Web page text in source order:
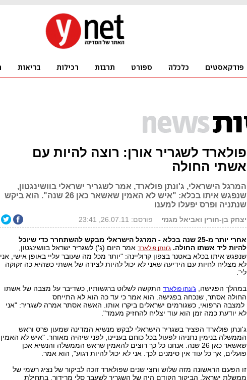
פולארד לשגריר אורן: רוצה להיות עם
אשתי החולה
המרגל הישראלי, ג'ונתן פולארד, אמר לשגריר ישראלי בוושינגטון,
שנפגש איתו בכלא: "איש לא האמין שאשאר כאן 26 שנה". הוא ביקש
שנתניה ופרס יפעלו למענו
יצחק בן-חורין ואביאל מגנזי פורסם: 26.07.11, 23:41
אחרי יותר מ-25 שנה בכלא - המרגל הישראלי מבקש להשתחרר כדי שיוכל
להיות ליד אשתו החולה. ג'ונתן פולארדאמר היום (ג') לשגריר ישראל בוושינגטון,
שנפגש איתו בכלא באטנר בצפון קרוליינה: "יותר מכל מה שעובר עליי באופן אישי, אני
לא מצליח לחיות עם הידיעה שאני לא יכול להיות לצידה של אשתי כשהיא כה זקוקה
לי".
במהלך הפגישה, ג'ונתן פולארדהתקשה לשלוט ברגשותיו, כשדיבר על מצבה של אשתו
החולה אסתר, שנכחה בפגישה. הוא אמר כי עד כה הוא לא התייחס
למצבה הרפואי, כשגורמים ישראלים ביקרו אותו. האשה אסתר אמרה לשגריר: "אני
לא יודעת כמה זמן הוא עוד יצליח להחזיק מעמד".
ג'ונתן פולארד הפציר בשגריר הישראלי לבקש מנשיא המדינה שמעון פרס וראש
הממשלה בנימין נתניהו לפעול בכל כוחם בעניינו, לפני שיהיה מאוחר. "איש לא האמין
שאשאר כאן 26 שנה. אנחנו כל כך רוצים להאמין שראש הממשלה והנשיא אכן
פועלים, אך כל עוד אין סימנים לכך. אני לא יכול להיות רגוע", הוא אמר.
זו הפעם הראשונה מזה שלוש וחצי שנים שפולארד זוכה לביקור של נציג רשמי של
ממשלת ישראל. הביקור הקודם היה של השגריר לשעבר סלי מרידור. בתחילת